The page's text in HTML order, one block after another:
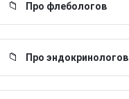
Про флебологов
Про эндокринологов